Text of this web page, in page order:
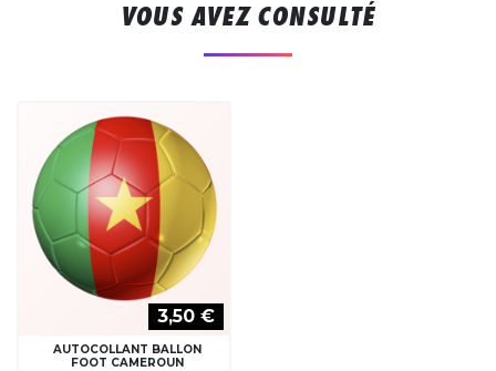
VOUS AVEZ CONSULTÉ
3,50 €
AUTOCOLLANT BALLON
FOOT CAMEROUN